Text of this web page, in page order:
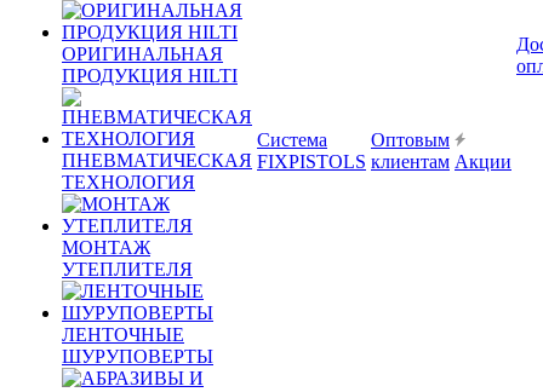
ОРИГИНАЛЬНАЯ
ПРОДУКЦИЯ HILTI
ПНЕВМАТИЧЕСКАЯ
ТЕХНОЛОГИЯ
МОНТАЖ
УТЕПЛИТЕЛЯ
ЛЕНТОЧНЫЕ
ШУРУПОВЕРТЫ
Система
FIXPISTOLS
Оптовым
клиентам Акции